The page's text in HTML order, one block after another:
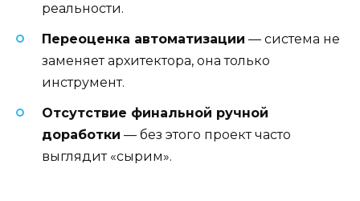
реальности.
Переоценка автоматизации — система не
заменяет архитектора, она только
инструмент.
Отсутствие финальной ручной
доработки — без этого проект часто
выглядит «сырим».